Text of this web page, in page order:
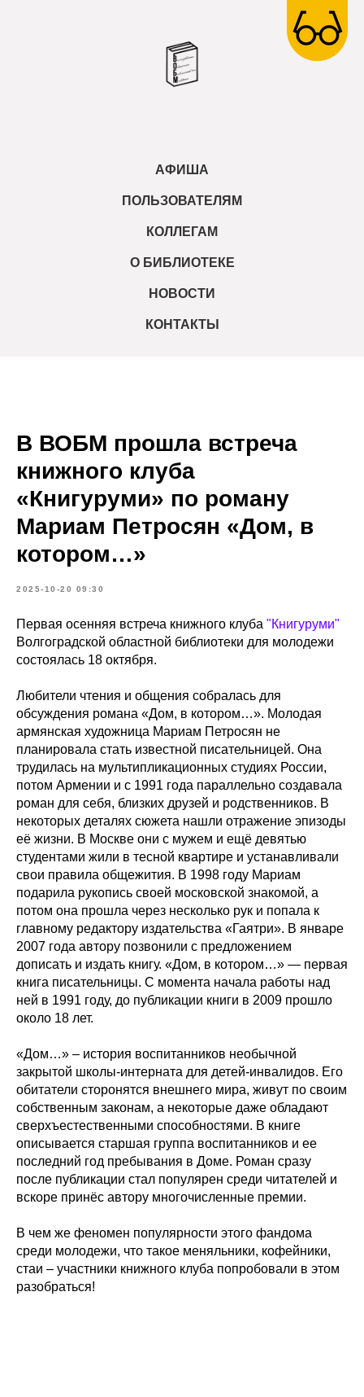
АФИША
ПОЛЬЗОВАТЕЛЯМ
КОЛЛЕГАМ
О БИБЛИОТЕКЕ
НОВОСТИ
КОНТАКТЫ
В ВОБМ прошла встреча
книжного клуба
«Книгуруми» по роману
Мариам Петросян «Дом, в
котором…»
2025-10-20 09:30
Первая осенняя встреча книжного клуба "Книгуруми"
Волгоградской областной библиотеки для молодежи
состоялась 18 октября.
Любители чтения и общения собралась для
обсуждения романа «Дом, в котором…». Молодая
армянская художница Мариам Петросян не
планировала стать известной писательницей. Она
трудилась на мультипликационных студиях России,
потом Армении и с 1991 года параллельно создавала
роман для себя, близких друзей и родственников. В
некоторых деталях сюжета нашли отражение эпизоды
её жизни. В Москве они с мужем и ещё девятью
студентами жили в тесной квартире и устанавливали
свои правила общежития. В 1998 году Мариам
подарила рукопись своей московской знакомой, а
потом она прошла через несколько рук и попала к
главному редактору издательства «Гаятри». В январе
2007 года автору позвонили с предложением
дописать и издать книгу. «Дом, в котором…» — первая
книга писательницы. С момента начала работы над
ней в 1991 году, до публикации книги в 2009 прошло
около 18 лет.
«Дом…» – история воспитанников необычной
закрытой школы-интерната для детей-инвалидов. Его
обитатели сторонятся внешнего мира, живут по своим
собственным законам, а некоторые даже обладают
сверхъестественными способностями. В книге
описывается старшая группа воспитанников и ее
последний год пребывания в Доме. Роман сразу
после публикации стал популярен среди читателей и
вскоре принёс автору многочисленные премии.
В чем же феномен популярности этого фандома
среди молодежи, что такое меняльники, кофейники,
стаи – участники книжного клуба попробовали в этом
разобраться!